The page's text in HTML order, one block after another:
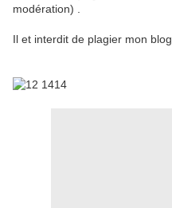
modération) .
Il et interdit de plagier mon